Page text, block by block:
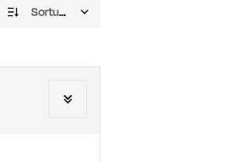
Sortuj domyślnie